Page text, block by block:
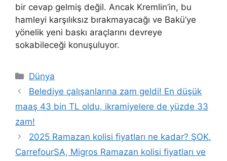
bir cevap gelmiş değil. Ancak Kremlin’in, bu
hamleyi karşılıksız bırakmayacağı ve Bakü’ye
yönelik yeni baskı araçlarını devreye
sokabileceği konuşuluyor.
Kategoriler
Dünya
Belediye çalışanlarına zam geldi! En düşük
maaş 43 bin TL oldu, ikramiyelere de yüzde 33
zam!
2025 Ramazan kolisi fiyatları ne kadar? ŞOK,
CarrefourSA, Migros Ramazan kolisi fiyatları ve